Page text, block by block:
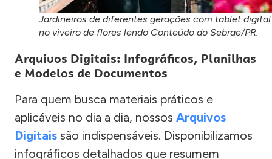
Jardineiros de diferentes gerações com tablet digital
no viveiro de flores lendo Conteúdo do Sebrae/PR.
Arquivos Digitais: Infográficos, Planilhas
e Modelos de Documentos
Para quem busca materiais práticos e
aplicáveis no dia a dia, nossos Arquivos
Digitais são indispensáveis. Disponibilizamos
infográficos detalhados que resumem